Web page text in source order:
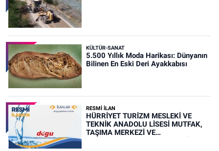
KÜLTÜR-SANAT
5.500 Yıllık Moda Harikası: Dünyanın
Bilinen En Eski Deri Ayakkabısı
RESMİ İLAN
HÜRRİYET TURİZM MESLEKİ VE
TEKNİK ANADOLU LİSESİ MUTFAK,
TAŞIMA MERKEZİ VE